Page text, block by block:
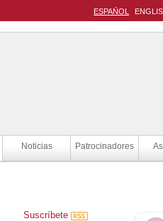
ESPAÑOL
Noticias Patrocinadores
Suscríbete